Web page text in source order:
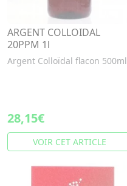
ARGENT COLLOIDAL
20PPM 1l
Argent Colloïdal flacon 500ml
28,15€
VOIR CET ARTICLE